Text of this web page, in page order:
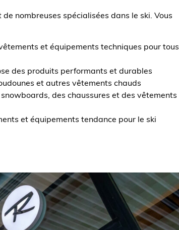
nombreuses spécialisées dans le ski. Vous
et équipements techniques pour tous
des produits performants et durables
et autres vêtements chauds
des chaussures et des vêtements
et équipements tendance pour le ski